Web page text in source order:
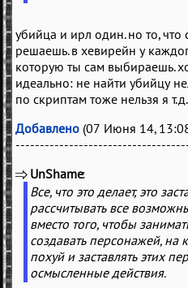
убийца и ирл один. но то, что
решаешь. в хевирейн у
которую ты сам выбираешь.
идеально: не найти убийцу
по скриптам тоже нельзя я т.д.
Добавлено (07 Июня 14,
UnShame
Все, что это делает, это
рассчитывать все
вместо того, чтобы
создавать персонажей, на
похуй и заставлять этих
осмысленные действия.